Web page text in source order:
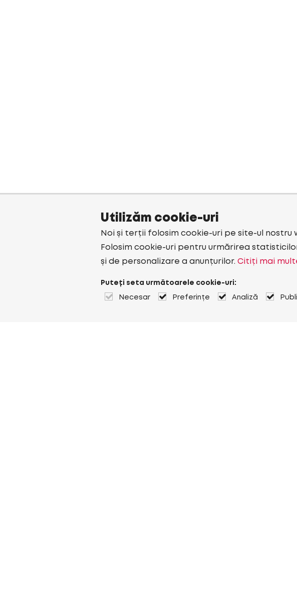
Utilizăm cookie-uri
Noi și terții folosim cookie-uri pe site-ul nostru
Folosim cookie-uri pentru urmărirea
și de personalizare a anunțurilor. Citiți mai
Puteți seta următoarele cookie-uri:
Necesar Preferințe Analiză